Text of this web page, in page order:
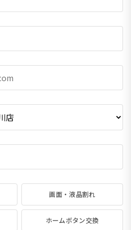
画面・液晶割れ
ホームボタン交換